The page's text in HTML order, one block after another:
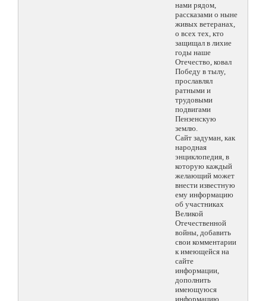
нами рядом,
рассказами о ныне
живых ветеранах,
о всех тех, кто
защищал в лихие
годы наше
Отечество, ковал
Победу в тылу,
прославлял
ратными и
трудовыми
подвигами
Пензенскую
землю.
Сайт задуман, как
народная
энциклопедия, в
которую каждый
желающий может
внести известную
ему информацию
об участниках
Великой
Отечественной
войны, добавить
свои комментарии
к имеющейся на
сайте
информации,
дополнить
имеющуюся
информацию